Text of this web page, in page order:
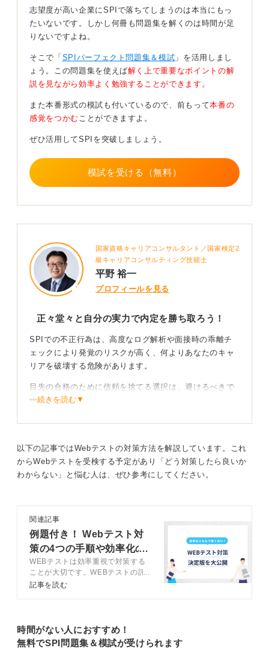
たとえその場をすり抜けたとしても、後続の筆記テスト
や面接での受け答えと整合性が取れなくなり、最終的に
信頼を失うケースも少なくありません。
企業がWebテストを通じてみているのは、基礎学力以上
に受検者の公平性や誠実さです。
ントを経由している場合は他社の選考にまで悪影響が及
ぶリスクすら孕んでいます。
短期的な得を狙った安易な行動が、将来の大きな機会損
ん。
不安を感じるのは誰もが同じですが、Webテストは受検
自分の力で正々堂々と向き合う姿勢こそが、結果として
自分自身の未来を守ることにつながります。
0
志望度が高い企業にSPIで落ちてしまうのは本当にもっ
たいないです。しかし何冊も問題集を解くのは時間が足
りないですよね。
そこで「 SPIパーフェクト問題集＆模試 」を活用しまし
ょう。この問題集を使えば解く上で重要なポイントの解
説を見ながら効率よく勉強することができます。
また本番形式の模試も付いているので、前もって本番の
感覚をつかむ ことができますよ。
ぜひ活用してSPIを突破しましょう。
模試を受ける（無料）
国家資格キャリアコンサルタント／国家検定2
級キャリアコンサルティング技能士
平野 裕一
プロフィールを見る
正々堂々と自分の実力で内定を勝ち取ろう！
SPIでの不正行為は、高度なログ解析や面接時の乖離チ
ェックにより発覚のリスクが高く、何よりあなたのキャ
リアを破壊する危険があります。
目先の合格のために信頼を捨てる選択は、避けるべきで
す。
矛盾を鋭くチェックしています。
企業が求めているのは点数以上に、ビジネスの根幹であ
る誠実さです。企業は不正行為を非常に重く捉えていま
誠実さはビジネスパーソンの根幹である！
ログ解析は、解答時間の不自然な速さや、不審なブラウ
ザ操作の検知をおこなうと案内してきました。
再テストとの乖離は、内定前後で行われる対面テスト
です。
不正に頼ることは、自分の人生の舵取りを嘘に委ねる行
⋯続きを読む▼
以下の記事ではWebテストの対策方法を解説しています。これ
からWebテストを受検する予定があり「どう対策したら良いか
わからない」と悩む人は、ぜひ参考にしてください。
関連記事
例題付き！ Webテスト対
策の4つの手順や効率化の
秘訣を解説
WEBテストは効率重視で対策する
ことが大切です。WEBテストの評
価を最も重視するという企業はほと
策方法や、受験前の必須準備などに
ついてキャリアコンサルタントと解
説します。
記事を読む
時間がない人におすすめ！
無料でSPI問題集＆模試が受けられます